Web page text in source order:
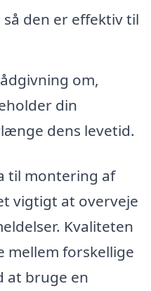
den er effektiv til
om,
din
dens levetid.
til montering af
vigtigt at overveje
Kvaliteten
mellem forskellige
at bruge en